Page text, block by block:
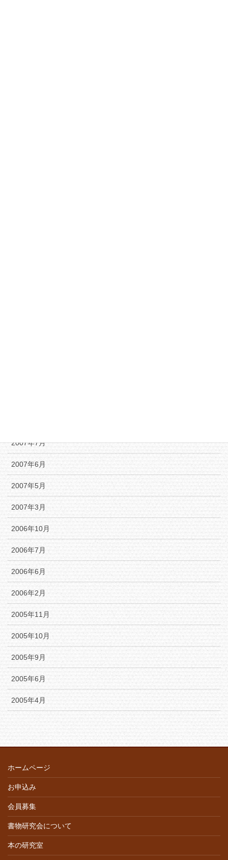
2007年7月
2007年6月
2007年5月
2007年3月
2006年10月
2006年7月
2006年6月
2006年2月
2005年11月
2005年10月
2005年9月
2005年6月
2005年4月
ホームページ
お申込み
会員募集
書物研究会について
本の研究室